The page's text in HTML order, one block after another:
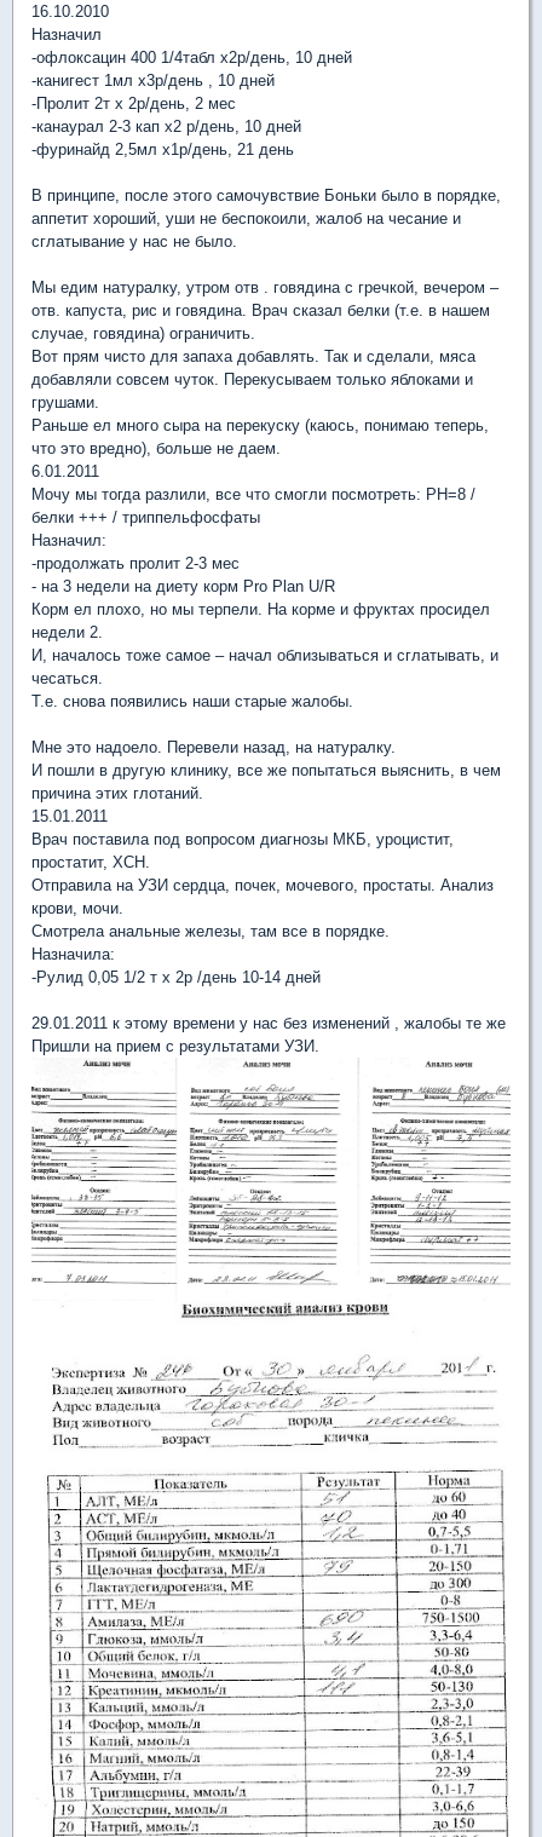
16.10.2010
Назначил
-офлоксацин 400 1/4табл х2р/день, 10 дней
-канигест 1мл х3р/день , 10 дней
-Пролит 2т х 2р/день, 2 мес
-канаурал 2-3 кап х2 р/день, 10 дней
-фуринайд 2,5мл х1р/день, 21 день
В принципе, после этого самочувствие Боньки было в порядке,
аппетит хороший, уши не беспокоили, жалоб на чесание и
сглатывание у нас не было.
Мы едим натуралку, утром отв . говядина с гречкой, вечером –
отв. капуста, рис и говядина. Врач сказал белки (т.е. в нашем
случае, говядина) ограничить.
Вот прям чисто для запаха добавлять. Так и сделали, мяса
добавляли совсем чуток. Перекусываем только яблоками и
грушами.
Раньше ел много сыра на перекуску (каюсь, понимаю теперь,
что это вредно), больше не даем.
6.01.2011
Мочу мы тогда разлили, все что смогли посмотреть: PH=8 /
белки +++ / триппельфосфаты
Назначил:
-продолжать пролит 2-3 мес
- на 3 недели на диету корм Pro Plan U/R
Корм ел плохо, но мы терпели. На корме и фруктах просидел
недели 2.
И, началось тоже самое – начал облизываться и сглатывать, и
чесаться.
Т.е. снова появились наши старые жалобы.
Мне это надоело. Перевели назад, на натуралку.
И пошли в другую клинику, все же попытаться выяснить, в чем
причина этих глотаний.
15.01.2011
Врач поставила под вопросом диагнозы МКБ, уроцистит,
простатит, ХСН.
Отправила на УЗИ сердца, почек, мочевого, простаты. Анализ
крови, мочи.
Смотрела анальные железы, там все в порядке.
Назначила:
-Рулид 0,05 1/2 т х 2р /день 10-14 дней
29.01.2011 к этому времени у нас без изменений , жалобы те же
Пришли на прием с результатами УЗИ.